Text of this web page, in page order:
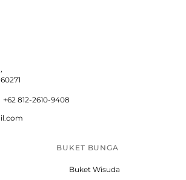
+62 812-2610-9408
BUKET BUNGA
Buket Wisuda